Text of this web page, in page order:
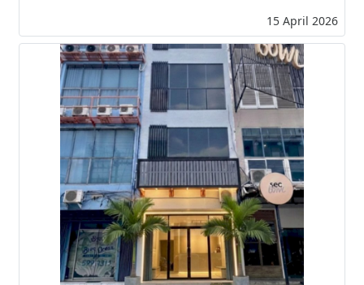
15 April 2026